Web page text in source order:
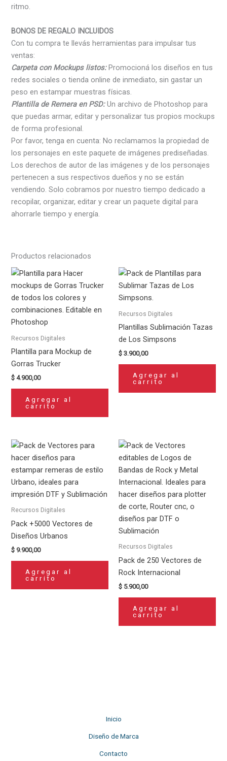
ritmo.
BONOS DE REGALO INCLUIDOS
Con tu compra te llevás herramientas para impulsar tus
ventas:
Carpeta con Mockups listos:Promocioná los diseños en tus
redes sociales o tienda online de inmediato, sin gastar un
peso en estampar muestras físicas.
Plantilla de Remera en PSD:Un archivo de Photoshop para
que puedas armar, editar y personalizar tus propios mockups
de forma profesional.
Por favor, tenga en cuenta: No reclamamos la propiedad de
los personajes en este paquete de imágenes prediseñadas.
Los derechos de autor de las imágenes y de los personajes
pertenecen a sus respectivos dueños y no se están
vendiendo. Solo cobramos por nuestro tiempo dedicado a
recopilar, organizar, editar y crear un paquete digital para
ahorrarle tiempo y energía.
Productos relacionados
Recursos Digitales
Plantilla para Mockup de
Gorras Trucker
$ 4.900,00
Agregar al
carrito
Recursos Digitales
Plantillas Sublimación Tazas
de Los Simpsons
$ 3.900,00
Agregar al
carrito
Recursos Digitales
Pack +5000 Vectores de
Diseños Urbanos
$ 9.900,00
Agregar al
carrito
Recursos Digitales
Pack de 250 Vectores de
Rock Internacional
$ 5.900,00
Agregar al
carrito
Inicio
Diseño de Marca
Contacto